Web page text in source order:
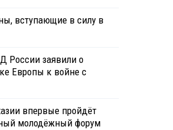
вступающие в силу в
России заявили о
Европы к войне с
впервые пройдёт
молодёжный форум